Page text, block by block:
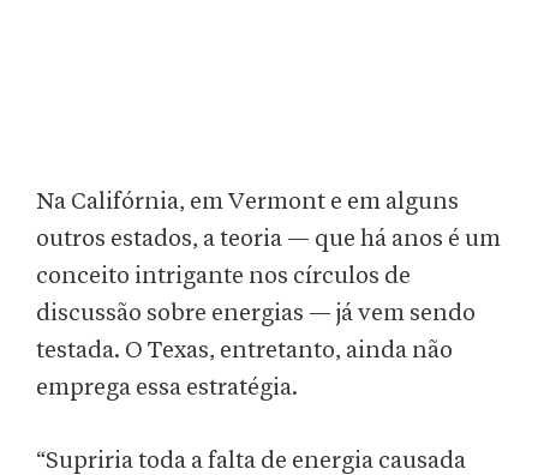
Na Califórnia, em Vermont e em alguns
outros estados, a teoria — que há anos é um
conceito intrigante nos círculos de
discussão sobre energias — já vem sendo
testada. O Texas, entretanto, ainda não
emprega essa estratégia.
“Supriria toda a falta de energia causada